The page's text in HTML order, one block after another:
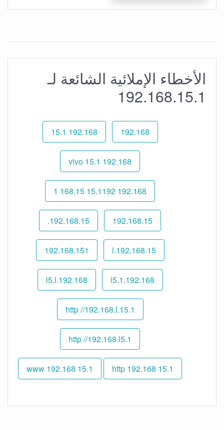
الأخطاء الإملائية الشائعة لـ
192.168.15.1
192.168
192.168 15.1
192.168 15.1 vivo
192.168 15.1192 168.15 1
192.168.15
192.168.15.
192.168.15.l
192.168.151
192.168.l5.1
192.168.l5.l
http //192.168.l.15.1
http //192.168.l5.1
http 192.168 15.1
www 192.168 15.1